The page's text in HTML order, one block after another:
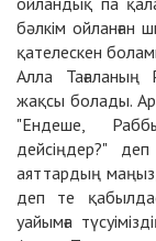
бәлкім ойланған
қателескен
Алла Тағаланың
жақсы болады.
"Ендеше,
дейсіңдер?"
аяттардың
деп те
уайымға